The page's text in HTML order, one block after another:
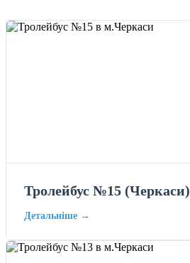
Тролейбус №15 (Черкаси)
Детальніше →